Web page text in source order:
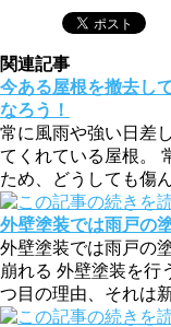
関連記事
今ある屋根を撤去し
なろう！
常に風雨や強い日差
てくれている屋根。
ため、どうしても
外壁塗装では雨戸の
外壁塗装では雨戸の
崩れる 外壁塗装を行
つ目の理由、それは